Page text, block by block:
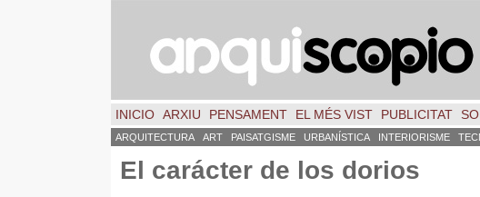
INICIO ARXIU PENSAMENT EL MÉS VIST PUBLICITAT
ARQUITECTURA ART PAISATGISME URBANÍSTICA INTERIORISME
El carácter de los dorios